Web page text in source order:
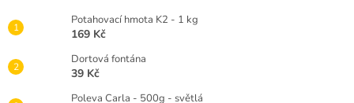
Potahovací hmota K2 - 1 kg
169 Kč
Dortová fontána
39 Kč
Poleva Carla - 500g - světlá